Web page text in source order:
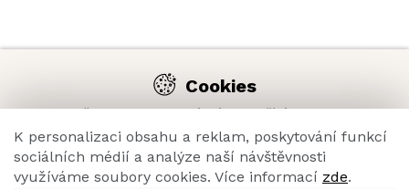
K personalizaci obsahu a reklam, poskytování funkcí
sociálních médií a analýze naší návštěvnosti
využíváme soubory cookies. Více informací zde.
Cookies
Na našich webových stránkách používáme cookies,
abychom Vám umožnili pohodlné prohlížení a díky analýze
provozu e-shopu neustále zlepšovali jeho funkce, výkon,
použitelnost a celkový zážitek z nakupování.